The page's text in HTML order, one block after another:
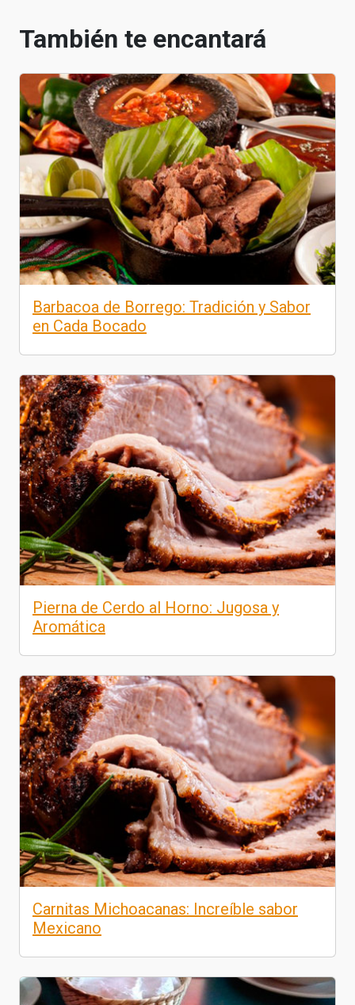
También te encantará
Barbacoa de Borrego: Tradición y Sabor
en Cada Bocado
Pierna de Cerdo al Horno: Jugosa y
Aromática
Carnitas Michoacanas: Increíble sabor
Mexicano